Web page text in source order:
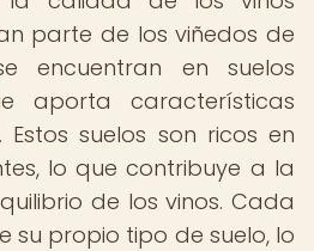
parte de los viñedos de
encuentran en suelos
aporta características
suelos son ricos en
lo que contribuye a la
de los vinos. Cada
su propio tipo de suelo, lo